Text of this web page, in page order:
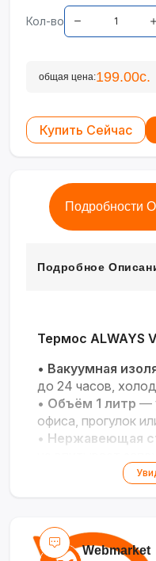
Кол-во
общая цена:199.00с.
Купить Сейчас
Подробности
Подробное
Термос ALWAYS
• Вакуумная
до 24 часов,
• Объём 1 литр —
офиса, прогулок
• Нержавеющая
Герметичная
или ремень для
Webmarket